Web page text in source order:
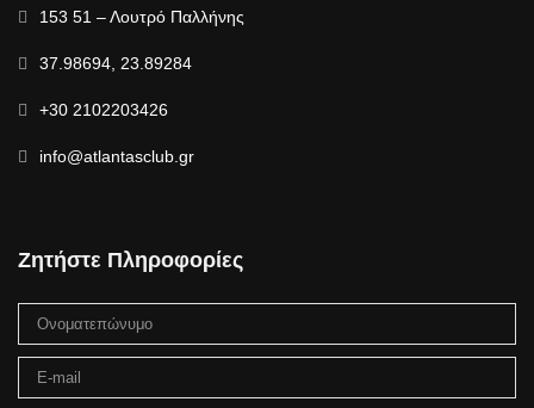
153 51 – Λουτρό Παλλήνης
37.98694, 23.89284
+30 2102203426
info@atlantasclub.gr
Ζητήστε Πληροφορίες